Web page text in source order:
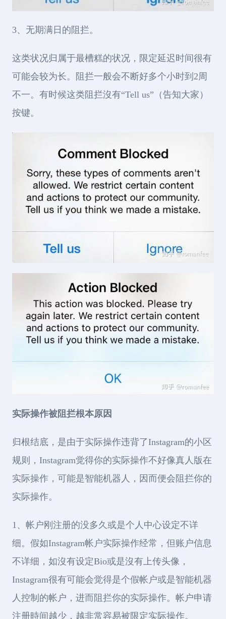
3、无期满日的阻拦。
这类状况归属于最槽糕的状况，限定延迟时间很有
可能会较为长。阻拦一般会不断好多个小时到2周
不一。有时候这类阻拦沒有“Tell us”（告知大家）
按键。
实际操作被阻拦根本原因
归根结底，是由于实际操作违背了Instagram的小区
规则，Instagram觉得你的实际操作不好像真人版在
实际操作，可能是智能机器人，因而便会阻拦你的
实际操作。
1、帐户刚注册的没多久或是个人中心设定不详
细。假如Instagram帐户实际操作经常，但账户信息
不详细，如沒有设定Bio或是沒有上传头像，
Instagram很有可能会觉得是个假帐户或是智能机器
人控制的帐户，进而阻拦你的实际操作。帐户申请
注册時间越少，越非常容易被限定实际操作。